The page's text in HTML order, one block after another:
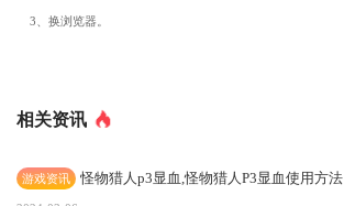
3、换浏览器。
相关资讯
游戏资讯 怪物猎人p3显血,怪物猎人P3显血使用方法